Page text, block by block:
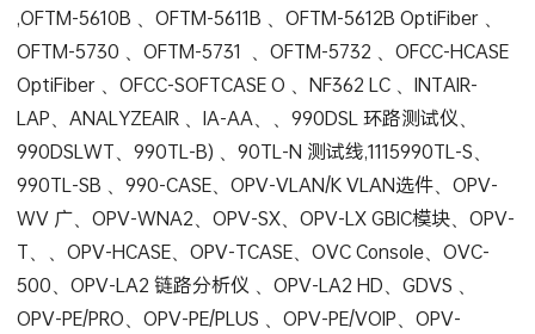
,OFTM-5610B 、OFTM-5611B 、OFTM-5612B OptiFiber 、
OFTM-5730 、OFTM-5731 、OFTM-5732 、OFCC-HCASE
OptiFiber 、OFCC-SOFTCASE O 、NF362 LC 、INTAIR-
LAP、ANALYZEAIR 、IA-AA、、990DSL 环路测试仪、
990DSLWT、990TL-B) 、90TL-N 测试线,1115990TL-S、
990TL-SB 、990-CASE、OPV-VLAN/K VLAN选件、OPV-
WV 广、OPV-WNA2、OPV-SX、OPV-LX GBIC模块、OPV-
T、、OPV-HCASE、OPV-TCASE、OVC Console、OVC-
500、OPV-LA2 链路分析仪 、OPV-LA2 HD、GDVS 、
OPV-PE/PRO、OPV-PE/PLUS 、OPV-PE/VOIP、OPV-